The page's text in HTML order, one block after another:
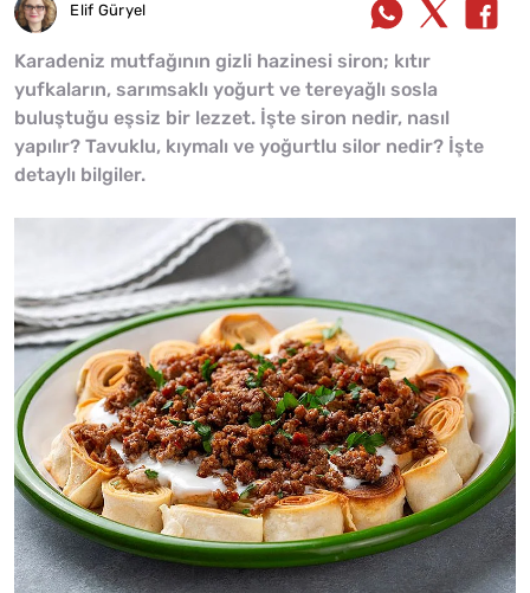
Elif Güryel
Karadeniz mutfağının gizli hazinesi siron; kıtır
yufkaların, sarımsaklı yoğurt ve tereyağlı sosla
buluştuğu eşsiz bir lezzet. İşte siron nedir, nasıl
yapılır? Tavuklu, kıymalı ve yoğurtlu silor nedir? İşte
detaylı bilgiler.